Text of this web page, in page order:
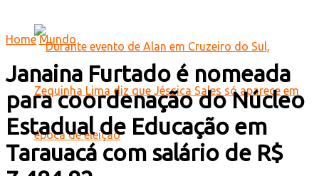
Home Mundo
Janaina Furtado é nomeada
para coordenação do Núcleo
Estadual de Educação em
Tarauacá com salário de R$